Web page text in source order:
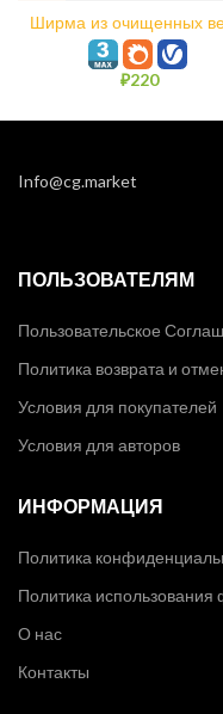
Ширма из очищенных
для декора n1
₽220
Info@cg.market
ПОЛЬЗОВАТЕЛЯМ
Пользовательское
Политика возврата и
Условия для покупателей
Условия для авторов
ИНФОРМАЦИЯ
Политика
Политика
О нас
Контакты